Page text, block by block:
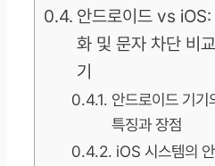
안드로이드 vs iOS:
화 및 문자 차단 비
기
안드로이드 기기
특징과 장점
iOS 시스템의